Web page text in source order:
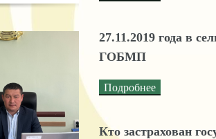
27.11.2019 года в
ГОБМП
Подробнее
Кто застрахован